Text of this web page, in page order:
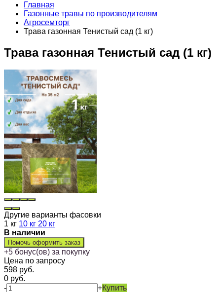
Главная
Газонные травы по производителям
Агросемторг
Трава газонная Тенистый сад (1 кг)
Трава газонная Тенистый сад (1 кг)
Другие варианты фасовки
1 кг 10 кг 20 кг
В наличии
Помочь оформить заказ
+5 бонус(ов) за покупку
Цена по запросу
598 руб.
0 руб.
-
+Купить